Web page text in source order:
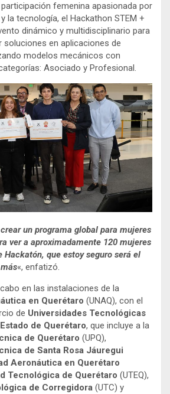
femenina apasionada por
la tecnología, el Hackathon STEM +
dinámico y multidisciplinario para
soluciones en aplicaciones de
modelos mecánicos con
Asociado y Profesional.
un programa global para mujeres
ver a aproximadamente 120 mujeres
Hackatón, que estoy seguro será el
«, enfatizó.
en las instalaciones de la
en Querétaro (UNAQ), con el
de Universidades Tecnológicas
de Querétaro, que incluye a la
de Querétaro (UPQ),
de Santa Rosa Jáuregui
Aeronáutica en Querétaro
Tecnológica de Querétaro (UTEQ),
de Corregidora (UTC) y